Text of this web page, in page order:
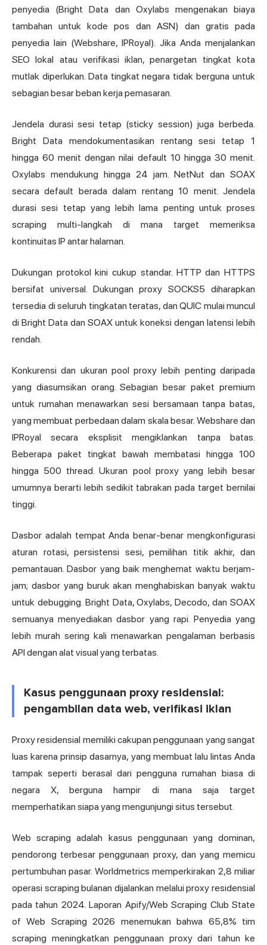
penyedia (Bright Data dan Oxylabs mengenakan biaya
tambahan untuk kode pos dan ASN) dan gratis pada
penyedia lain (Webshare, IPRoyal). Jika Anda menjalankan
SEO lokal atau verifikasi iklan, penargetan tingkat kota
mutlak diperlukan. Data tingkat negara tidak berguna untuk
sebagian besar beban kerja pemasaran.
Jendela durasi sesi tetap (sticky session) juga berbeda.
Bright Data mendokumentasikan rentang sesi tetap 1
hingga 60 menit dengan nilai default 10 hingga 30 menit.
Oxylabs mendukung hingga 24 jam. NetNut dan SOAX
secara default berada dalam rentang 10 menit. Jendela
durasi sesi tetap yang lebih lama penting untuk proses
scraping multi-langkah di mana target memeriksa
kontinuitas IP antar halaman.
Dukungan protokol kini cukup standar. HTTP dan HTTPS
bersifat universal. Dukungan proxy SOCKS5 diharapkan
tersedia di seluruh tingkatan teratas, dan QUIC mulai muncul
di Bright Data dan SOAX untuk koneksi dengan latensi lebih
rendah.
Konkurensi dan ukuran pool proxy lebih penting daripada
yang diasumsikan orang. Sebagian besar paket premium
untuk rumahan menawarkan sesi bersamaan tanpa batas,
yang membuat perbedaan dalam skala besar. Webshare dan
IPRoyal secara eksplisit mengiklankan tanpa batas.
Beberapa paket tingkat bawah membatasi hingga 100
hingga 500 thread. Ukuran pool proxy yang lebih besar
umumnya berarti lebih sedikit tabrakan pada target bernilai
tinggi.
Dasbor adalah tempat Anda benar-benar mengkonfigurasi
aturan rotasi, persistensi sesi, pemilihan titik akhir, dan
pemantauan. Dasbor yang baik menghemat waktu berjam-
jam; dasbor yang buruk akan menghabiskan banyak waktu
untuk debugging. Bright Data, Oxylabs, Decodo, dan SOAX
semuanya menyediakan dasbor yang rapi. Penyedia yang
lebih murah sering kali menawarkan pengalaman berbasis
API dengan alat visual yang terbatas.
Kasus penggunaan proxy residensial:
pengambilan data web, verifikasi iklan
Proxy residensial memiliki cakupan penggunaan yang sangat
luas karena prinsip dasarnya, yang membuat lalu lintas Anda
tampak seperti berasal dari pengguna rumahan biasa di
negara X, berguna hampir di mana saja target
memperhatikan siapa yang mengunjungi situs tersebut.
Web scraping adalah kasus penggunaan yang dominan,
pendorong terbesar penggunaan proxy, dan yang memicu
pertumbuhan pasar. Worldmetrics memperkirakan 2,8 miliar
operasi scraping bulanan dijalankan melalui proxy residensial
pada tahun 2024. Laporan Apify/Web Scraping Club State
of Web Scraping 2026 menemukan bahwa 65,8% tim
scraping meningkatkan penggunaan proxy dari tahun ke